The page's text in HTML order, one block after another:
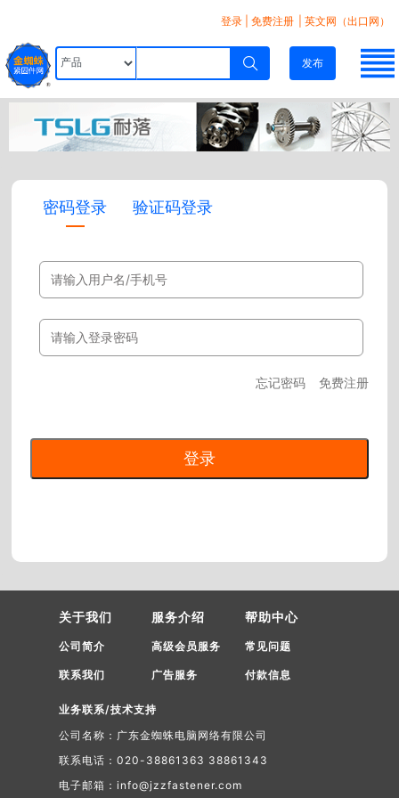
登录 免费注册 | 英文网（出口网）
发布
密码登录 验证码登录
忘记密码 免费注册
关于我们
公司简介
联系我们
服务介绍
高级会员服务
广告服务
帮助中心
常见问题
付款信息
业务联系/技术支持
公司名称：广东金蜘蛛电脑网络有限公司
联系电话：020-38861363 38861343
电子邮箱：info@jzzfastener.com